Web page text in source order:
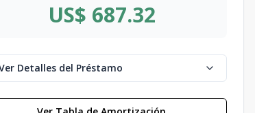
US$ 687.32
Detalles del Préstamo